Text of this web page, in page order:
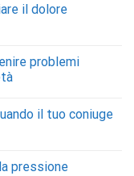
il dolore
problemi
il tuo coniuge
pressione